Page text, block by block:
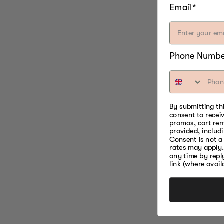
Email*
Phone
By submitting
consent to
promos, cart
provided,
Consent is not
rates may
any time by
link (where